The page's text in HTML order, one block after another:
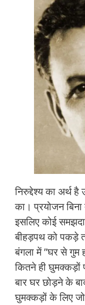
निरुद्देश्‍य का अर्थ है
का। प्रयोजन बिना
इसलिए कोई
बीहड़पथ को पकड़े
बंगला में ”घर से गुम
कितने ही घुमक्कड़ों
बार घर छोड़ने के
घुमक्कड़ों के लिए